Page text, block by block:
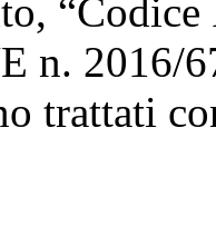
“Codice
n. 2016/
trattati